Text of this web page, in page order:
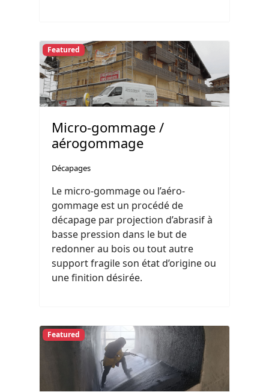
Featured
Micro-gommage /
aérogommage
Décapages
Le micro-gommage ou l’aéro-
gommage est un procédé de
décapage par projection d’abrasif à
basse pression dans le but de
redonner au bois ou tout autre
support fragile son état d’origine ou
une finition désirée.
Featured